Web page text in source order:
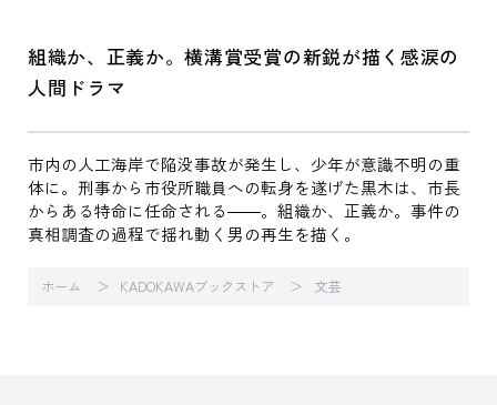
組織か、正義か。横溝賞受賞の新鋭が描く感涙の
人間ドラマ
市内の人工海岸で陥没事故が発生し、少年が意識不明の重
体に。刑事から市役所職員への転身を遂げた黒木は、市長
からある特命に任命される――。組織か、正義か。事件の
真相調査の過程で揺れ動く男の再生を描く。
ホーム KADOKAWAブックストア 文芸